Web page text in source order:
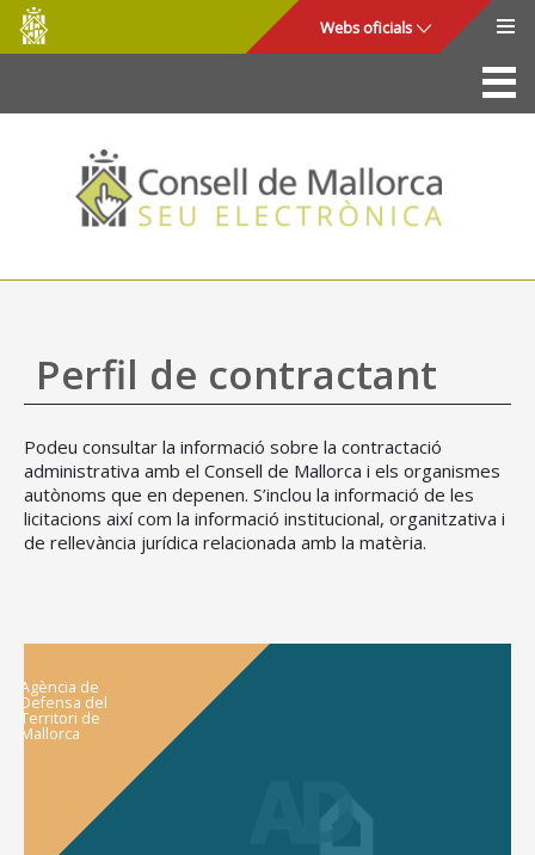
Salta al contingut principal
Consell
de
Mallorca
Webs oficials
La Seu
Consell de Mallorca
Accés i seguretat
Utilitats
Mapa web
Ajuda
Perfil de contractant
Podeu consultar la informació sobre la contractació
administrativa amb el Consell de Mallorca i els organismes
autònoms que en depenen. S’inclou la informació de les
licitacions així com la informació institucional, organitzativa i
de rellevància jurídica relacionada amb la matèria.
Agència de
Defensa del
Territori de
Mallorca